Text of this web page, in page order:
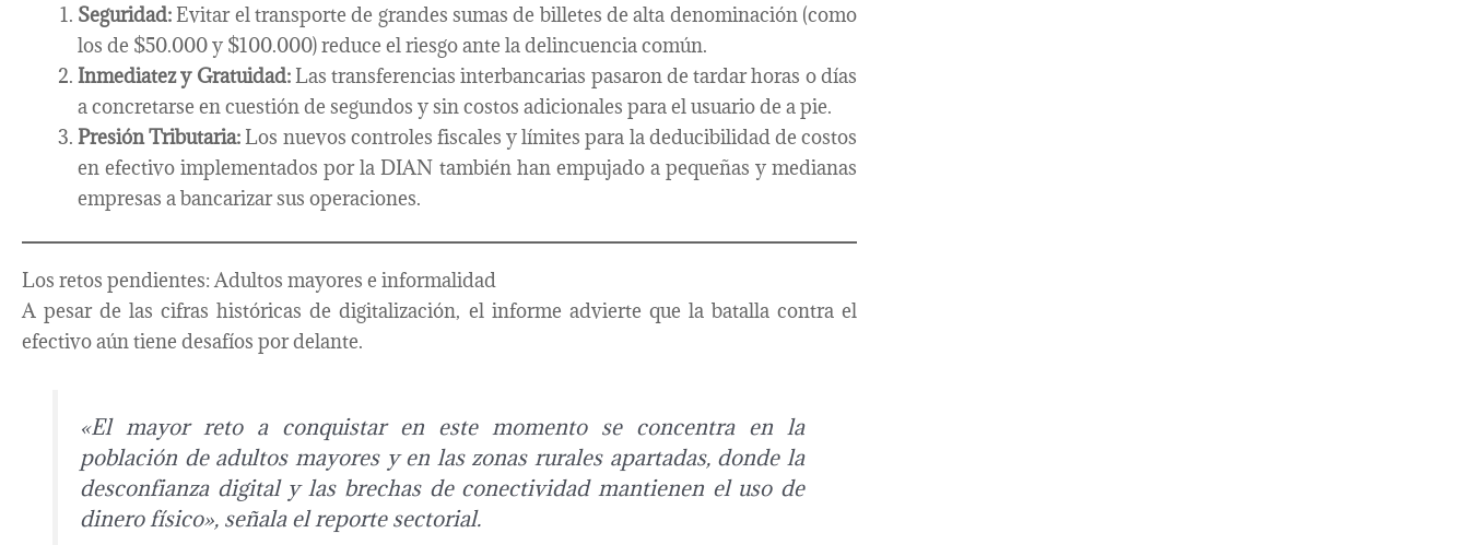
Seguridad:Evitar el transporte de grandes sumas de billetes de alta denominación (como
los de $50.000 y $100.000) reduce el riesgo ante la delincuencia común.
Inmediatez y Gratuidad:Las transferencias interbancarias pasaron de tardar horas o días
a concretarse en cuestión de segundos y sin costos adicionales para el usuario de a pie.
Presión Tributaria:Los nuevos controles fiscales y límites para la deducibilidad de costos
en efectivo implementados por la DIAN también han empujado a pequeñas y medianas
empresas a bancarizar sus operaciones.
Los retos pendientes: Adultos mayores e informalidad
A pesar de las cifras históricas de digitalización, el informe advierte que la batalla contra el
efectivo aún tiene desafíos por delante.
«El mayor reto a conquistar en este momento se concentra en la
población de adultos mayores y en las zonas rurales apartadas, donde la
desconfianza digital y las brechas de conectividad mantienen el uso de
dinero físico», señala el reporte sectorial.